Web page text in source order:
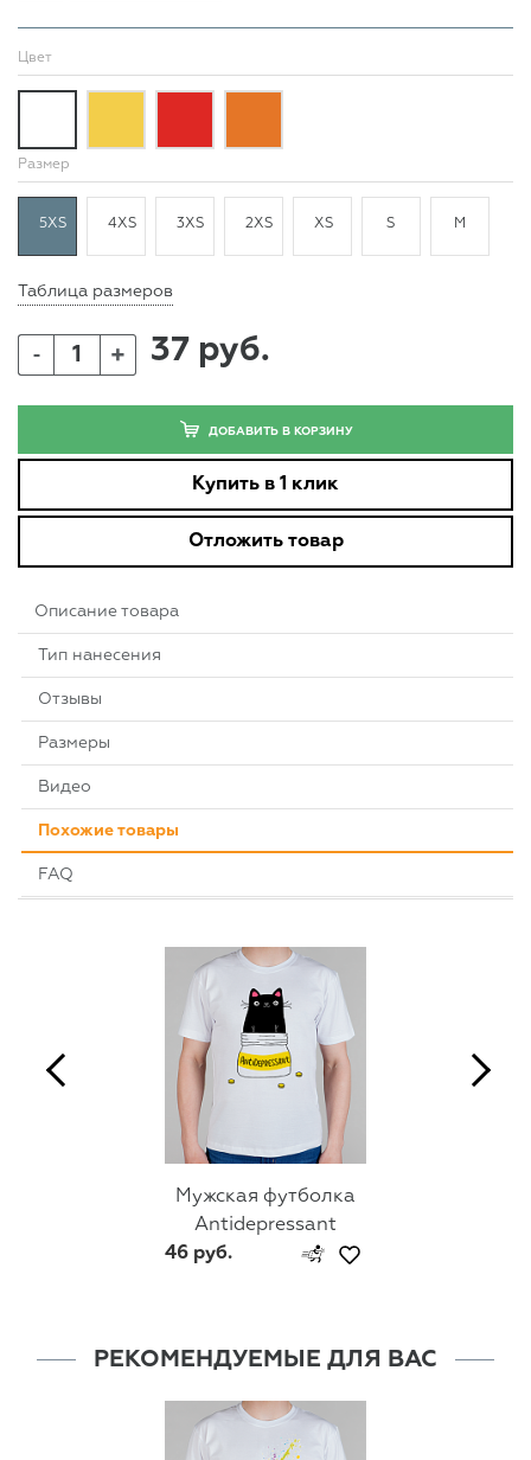
Цвет
Размер
5XS 4XS 3XS 2XS XS S M
Таблица размеров
- + 37 руб.
ДОБАВИТЬ В КОРЗИНУ
Купить в 1 клик
Отложить товар
Описание товара
Тип нанесения
Отзывы
Размеры
Видео
Похожие товары
FAQ
Мужская футболка
Antidepressant
46 руб.
РЕКОМЕНДУЕМЫЕ ДЛЯ ВАС